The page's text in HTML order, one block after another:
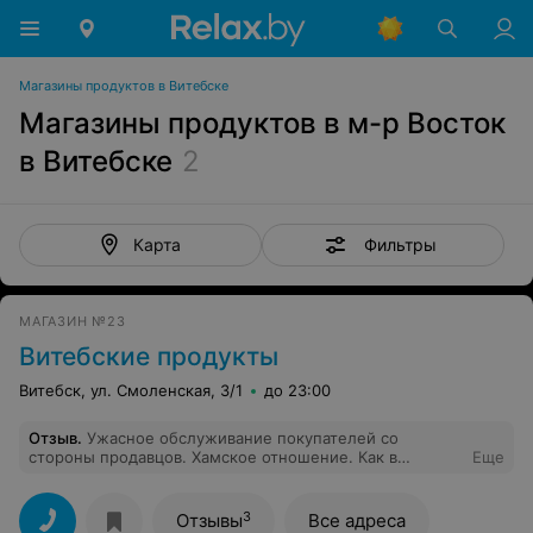
Магазины продуктов в Витебске
Магазины продуктов в м-р Восток
в Витебске 2
Карта Фильтры
МАГАЗИН №23
Витебские продукты
Витебск, ул. Смоленская, 3/1 до 23:00
Отзыв. Ужасное обслуживание покупателей со
стороны продавцов. Хамское отношение. Как в
половине дня 06.09.2025. Женщина хамско себя вела,
вырывала из рук продукты и хамила. Если у вас
Еще
Отзывы3 Все адреса